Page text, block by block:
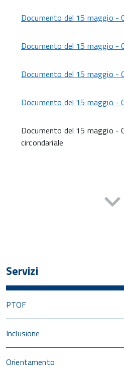
Documento del 15 maggio -
Documento del 15 maggio -
Documento del 15 maggio -
Documento del 15 maggio -
Documento del 15 maggio -
circondariale
Servizi
PTOF
Inclusione
Orientamento